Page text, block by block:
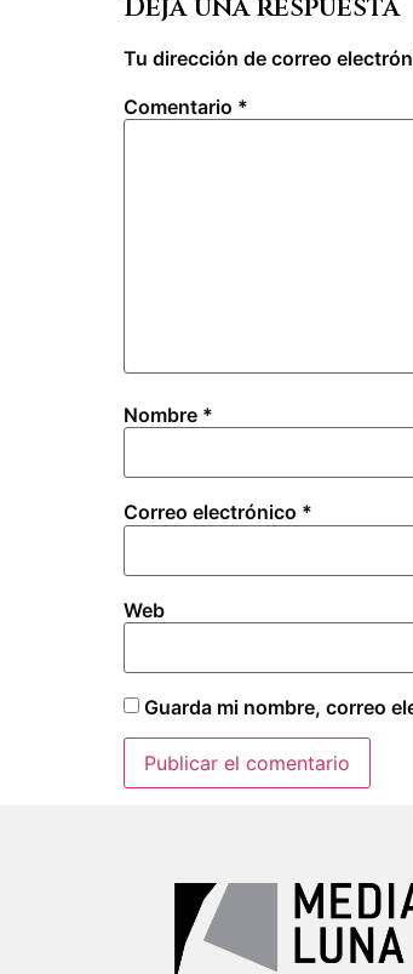
Deja una respuesta
Tu dirección de correo
Comentario *
Nombre *
Correo electrónico *
Web
Guarda mi nombre, correo